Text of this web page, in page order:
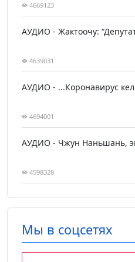
4669123
АУДИО - Жактоочу:
4639031
АУДИО - ...Коронавирус
4694001
АУДИО - Чжун Наньшань,
4598328
Мы в соцсетях